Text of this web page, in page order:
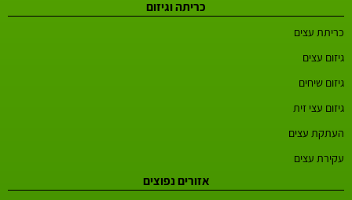
כריתה וגיזום
כריתת עצים
גיזום עצים
גיזום שיחים
גיזום עצי זית
העתקת עצים
עקירת עצים
אזורים נפוצים